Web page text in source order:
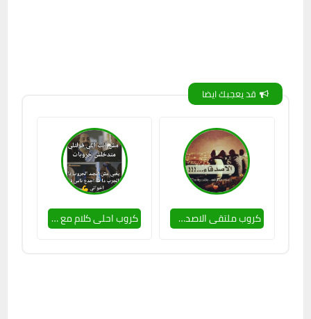
قد يعجبك ايضا
كروب ملتقى الاصدقاء كروب احلى كلام مع الصحاب